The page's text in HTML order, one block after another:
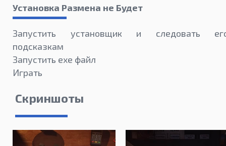
Установка Размена не Будет
Запустить установщик и следовать
подсказкам
Запустить exe файл
Играть
Скриншоты